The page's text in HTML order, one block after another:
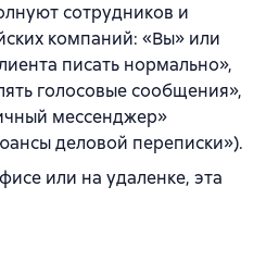
сотрудников и
компаний: «Вы» или
писать нормально»,
голосовые сообщения»,
мессенджер»
деловой переписки»).
или на удаленке, эта